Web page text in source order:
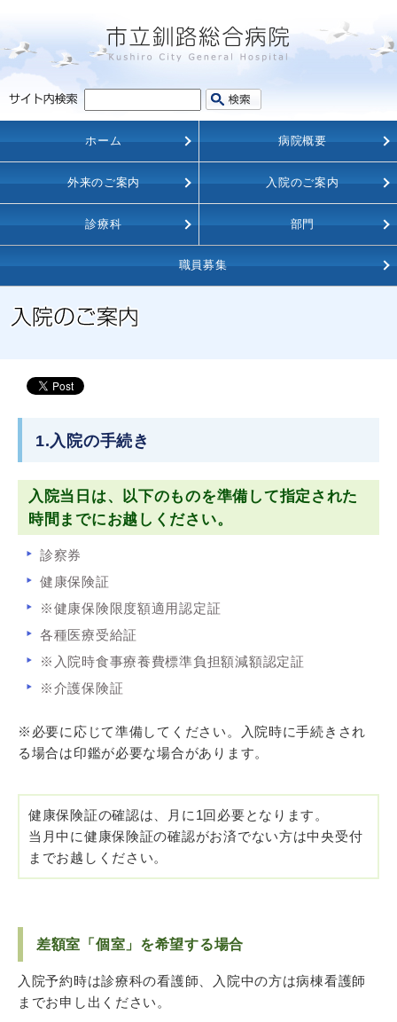
ホーム 病院概要
外来のご案内 入院のご案内
診療科 部門
職員募集
1.入院の手続き
入院当日は、以下のものを準備して指定された
時間までにお越しください。
診察券
健康保険証
※健康保険限度額適用認定証
各種医療受給証
※入院時食事療養費標準負担額減額認定証
※介護保険証
※必要に応じて準備してください。入院時に手続きされ
る場合は印鑑が必要な場合があります。​
健康保険証の確認は、月に1回必要となります。
当月中に健康保険証の確認がお済でない方は中央受付
までお越しください。
差額室「個室」を希望する場合
入院予約時は診療科の看護師、入院中の方は病棟看護師
までお申し出ください。